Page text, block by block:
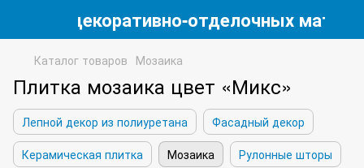
декоративно-отделочных
Каталог товаров Мозаика
Плитка мозаика цвет «Микс»
Лепной декор из полиуретана
Фасадный декор
Керамическая плитка
Мозаика
Рулонные шторы